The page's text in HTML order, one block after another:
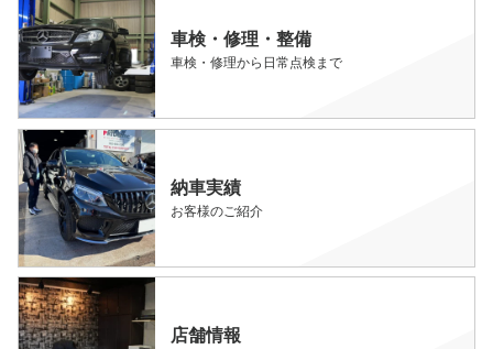
車検・修理・整備
車検・修理から日常点検まで
納車実績
お客様のご紹介
店舗情報